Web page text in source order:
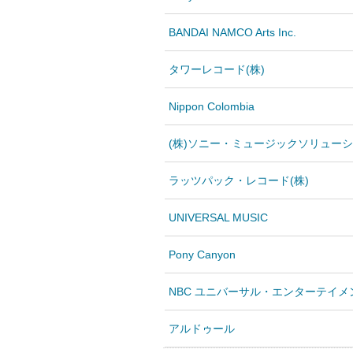
BANDAI NAMCO Arts Inc.
タワーレコード(株)
Nippon Colombia
(株)ソニー・ミュージックソリュー
ラッツパック・レコード(株)
UNIVERSAL MUSIC
Pony Canyon
NBC ユニバーサル・エンターテイメ
アルドゥール